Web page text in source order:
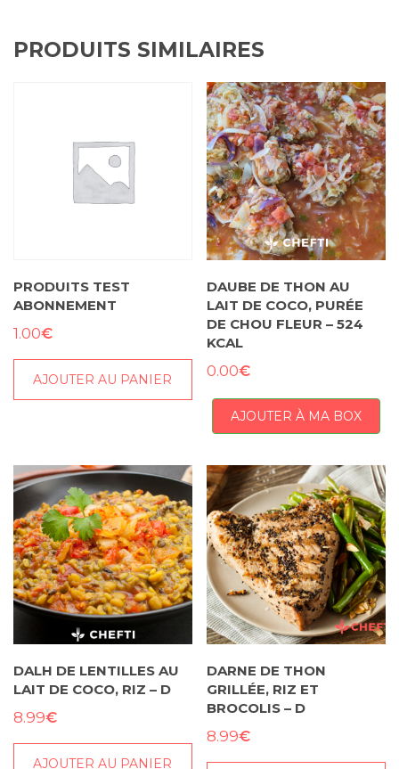
PRODUITS SIMILAIRES
PRODUITS TEST
ABONNEMENT
1.00€
AJOUTER AU PANIER
DAUBE DE THON AU
LAIT DE COCO, PURÉE
DE CHOU FLEUR – 524
KCAL
0.00€
AJOUTER À MA BOX
DALH DE LENTILLES AU
LAIT DE COCO, RIZ – D
8.99€
AJOUTER AU PANIER
DARNE DE THON
GRILLÉE, RIZ ET
BROCOLIS – D
8.99€